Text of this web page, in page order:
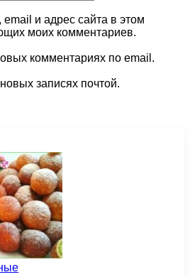
и адрес сайта в этом
моих комментариев.
комментариях по email.
записях почтой.